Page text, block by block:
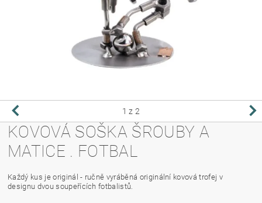
1 z 2
KOVOVÁ SOŠKA ŠROUBY A
MATICE . FOTBAL
Každý kus je originál - ručně vyráběná originální kovová trofej v
designu dvou soupeřících fotbalistů.